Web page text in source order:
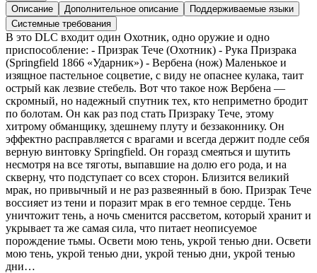
Описание
Дополнительное описание
Поддерживаемые языки
Системные требования
В это DLC входит один Охотник, одно оружие и одно
приспособление: - Призрак Тече (Охотник) - Рука Призрака
(Springfield 1866 «Ударник») - Вербена (нож) Маленькое и
изящное пастельное соцветие, с виду не опаснее кулака, таит
острый как лезвие стебель. Вот что такое нож Вербена —
скромный, но надежный спутник тех, кто неприметно бродит
по болотам. Он как раз под стать Призраку Тече, этому
хитрому обманщику, здешнему плуту и беззаконнику. Он
эффектно расправляется с врагами и всегда держит подле себя
верную винтовку Springfield. Он горазд смеяться и шутить
несмотря на все тяготы, выпавшие на долю его рода, и на
скверну, что подступает со всех сторон. Близится великий
мрак, но привычный и не раз развеянный в бою. Призрак Тече
воссияет из тени и поразит мрак в его темное сердце. Тень
уничтожит тень, а ночь сменится рассветом, который хранит и
укрывает та же самая сила, что питает неописуемое
порождение тьмы. Освети мою тень, укрой тенью дни. Освети
мою тень, укрой тенью дни, укрой тенью дни, укрой тенью
дни…